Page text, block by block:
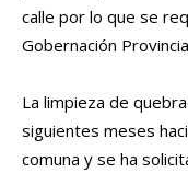
calle por lo que se
Gobernación
La limpieza de
siguientes meses
comuna y se ha